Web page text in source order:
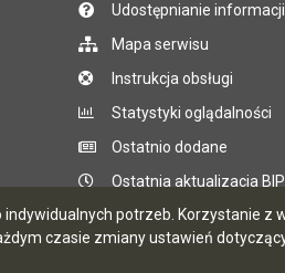
potrzeb. Korzystanie z
czasie zmiany ustawień
Udostępnianie
Mapa serwisu
Instrukcja obsługi
Statystyki oglądalności
Ostatnio dodane
Ostatnia aktualizacja
CMS i hosting: Logonet Sp.